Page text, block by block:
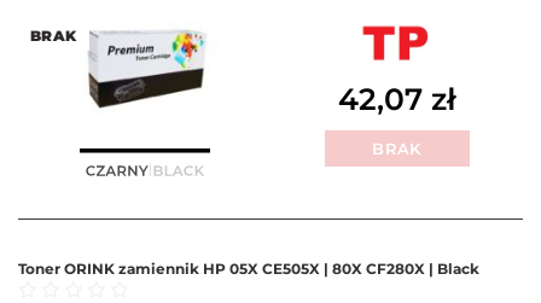
BRAK
42,07 zł
BRAK
Toner ORINK zamiennik HP 05X CE505X | 80X CF280X | Black